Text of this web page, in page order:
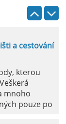
a cestování
kterou
mnoho
pouze po